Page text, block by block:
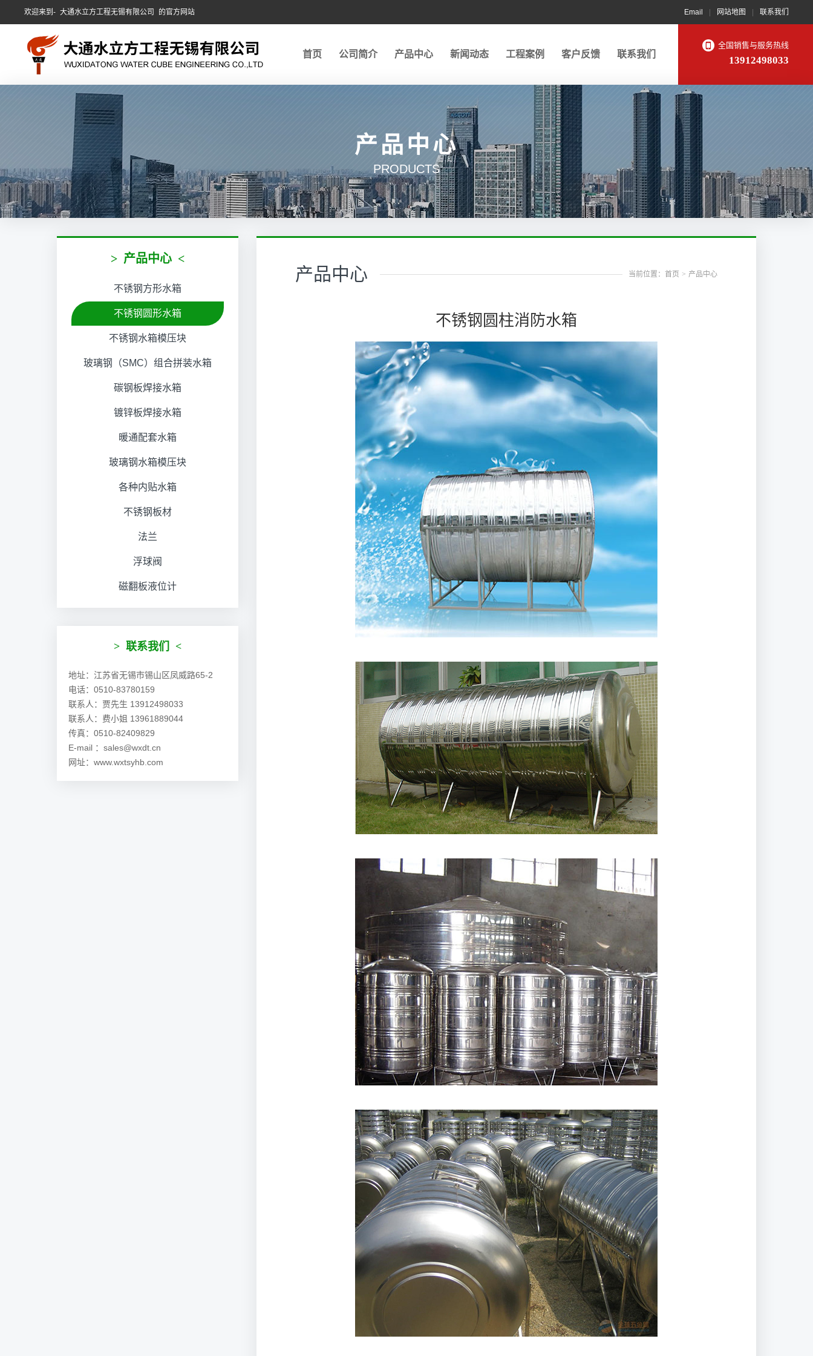
欢迎来到- 大通水立方工程无锡有限公司 的官方网站 Email 网站地图 联系我们
全国销售与服务热线
13912498033
首页 公司简介 产品中心 新闻动态 工程案例 客户反馈 联系我们
产品中心
PRODUCTS
> 产品中心 <
不锈钢方形水箱
不锈钢圆形水箱
不锈钢水箱模压块
玻璃钢（SMC）组合拼装水箱
碳钢板焊接水箱
镀锌板焊接水箱
暖通配套水箱
玻璃钢水箱模压块
各种内贴水箱
不锈钢板材
法兰
浮球阀
磁翻板液位计
> 联系我们 <
地址：江苏省无锡市锡山区凤威路65-2
电话：0510-83780159
联系人：贾先生 13912498033
联系人：费小姐 13961889044
传真：0510-82409829
E-mail ：sales@wxdt.cn
网址：www.wxtsyhb.com
产品中心 当前位置：首页 > 产品中心
不锈钢圆柱消防水箱